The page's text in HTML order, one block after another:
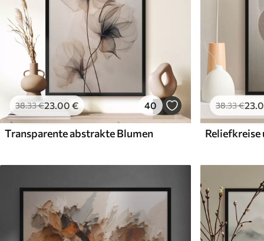
38.33€23.00 € 40
Transparente abstrakte Blumen
38.33€23